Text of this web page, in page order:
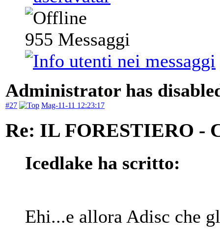
955 Messaggi
Administrator has
#27 Mag-11-11 12:23:17
Re: IL FORESTIERO -
Icedlake ha scritto:
Ehi...e allora Adisc che